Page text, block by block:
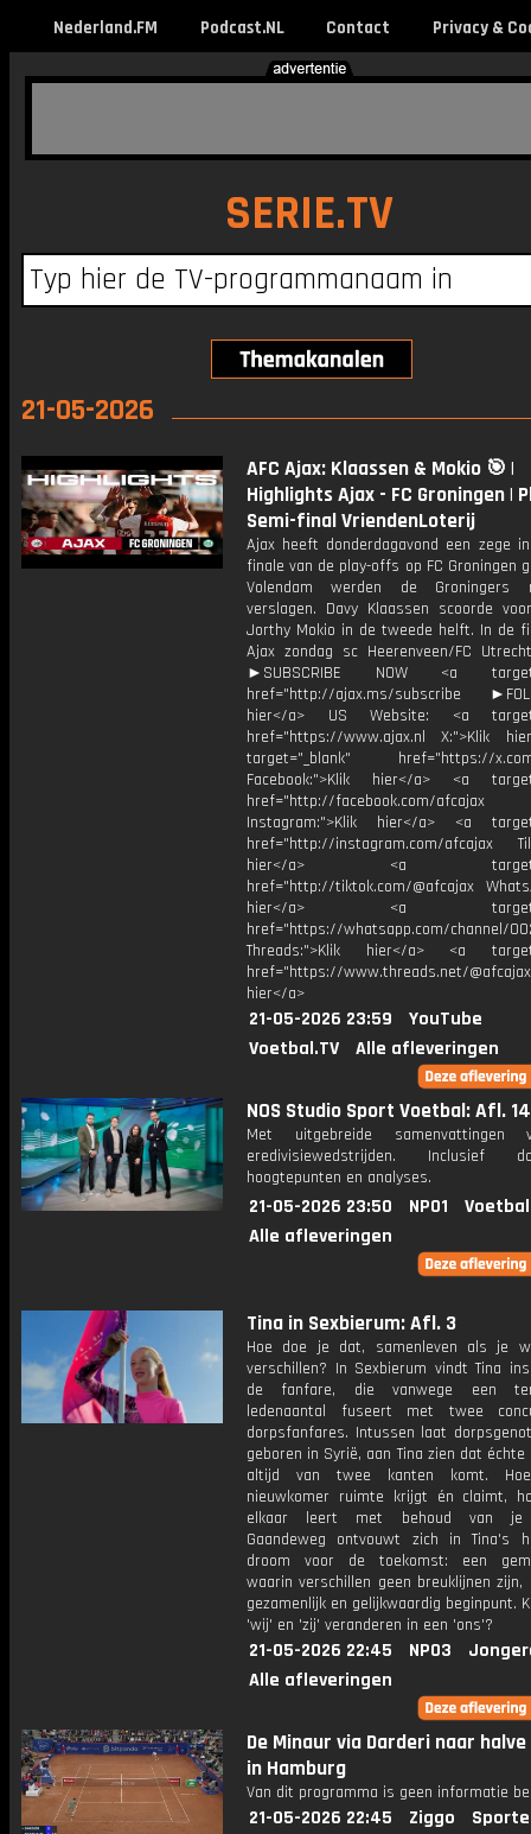
Nederland.FM Podcast.NL Contact Privacy &
SERIE.TV
21-05-2026
AFC Ajax: Klaassen & Mokio 🎯 |
Highlights Ajax - FC Groningen |
Semi-final VriendenLoterij
Ajax heeft donderdagavond een zege
finale van de play-offs op FC Groningen
Volendam werden de
verslagen. Davy Klaassen scoorde
Jorthy Mokio in de tweede helft. In de
Ajax zondag sc Heerenveen/FC
►SUBSCRIBE NOW <a
href="http://ajax.ms/subscribe
hier</a> US Website: <a
href="https://www.ajax.nl X:">Klik
target="_blank" href="https://x.com/
Facebook:">Klik hier</a> <a
href="http://facebook.com/afcajax
Instagram:">Klik hier</a> <a
href="http://instagram.com/afcajax
hier</a> <a
href="http://tiktok.com/@afcajax
hier</a> <a
href="https://whatsapp.com/channel/
Threads:">Klik hier</a> <a
href="https://www.threads.net/
hier</a>
21-05-2026 23:59
YouTube
Voetbal.TV
Alle afleveringen
NOS Studio Sport Voetbal: Afl. 14
Met uitgebreide samenvattingen
eredivisiewedstrijden. Inclusief
hoogtepunten en analyses.
21-05-2026 23:50 NPO1
Alle afleveringen
Tina in Sexbierum: Afl. 3
Hoe doe je dat, samenleven als je
verschillen? In Sexbierum vindt Tina
de fanfare, die vanwege een
ledenaantal fuseert met twee
dorpsfanfares. Intussen laat
geboren in Syrië, aan Tina zien dat
altijd van twee kanten komt.
nieuwkomer ruimte krijgt én claimt,
elkaar leert met behoud van je
Gaandeweg ontvouwt zich in Tina's
droom voor de toekomst: een
waarin verschillen geen breuklijnen zijn,
gezamenlijk en gelijkwaardig beginpunt.
'wij' en 'zij' veranderen in een 'ons'?
21-05-2026 22:45 NPO3
Alle afleveringen
De Minaur via Darderi naar
in Hamburg
Van dit programma is geen informatie
21-05-2026 22:45 Ziggo